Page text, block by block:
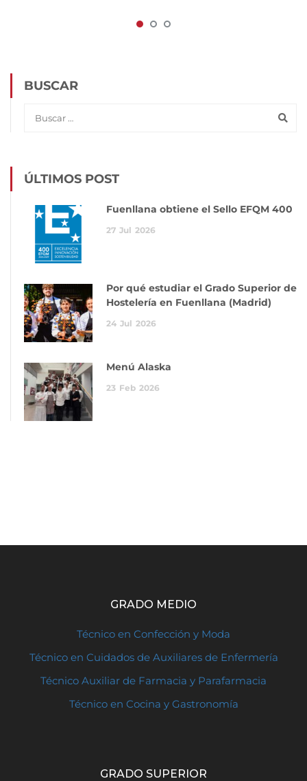
BUSCAR
ÚLTIMOS POST
Fuenllana obtiene el Sello EFQM 400
27 Jul 2026
Por qué estudiar el Grado Superior de
Hostelería en Fuenllana (Madrid)
24 Jul 2026
Menú Alaska
23 Feb 2026
GRADO MEDIO
Técnico en Confección y Moda
Técnico en Cuidados de Auxiliares de Enfermería
Técnico Auxiliar de Farmacia y Parafarmacia
Técnico en Cocina y Gastronomía
GRADO SUPERIOR